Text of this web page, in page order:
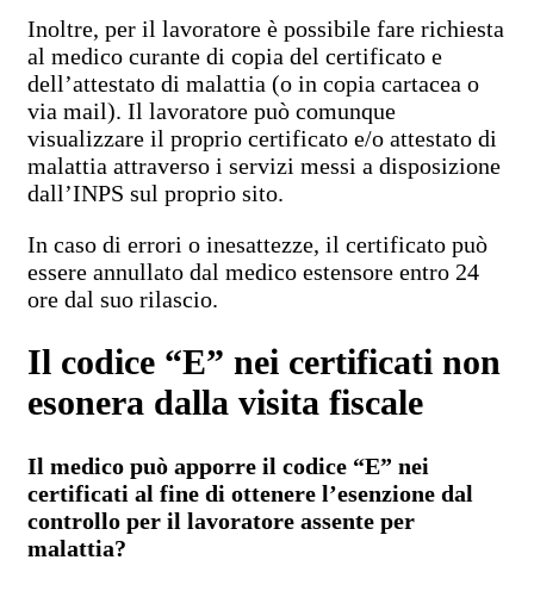
Inoltre, per il lavoratore è possibile fare richiesta
al medico curante di copia del certificato e
dell’attestato di malattia (o in copia cartacea o
via mail). Il lavoratore può comunque
visualizzare il proprio certificato e/o attestato di
malattia attraverso i servizi messi a disposizione
dall’INPS sul proprio sito.
In caso di errori o inesattezze, il certificato può
essere annullato dal medico estensore entro 24
ore dal suo rilascio.
Il codice “E” nei certificati non
esonera dalla visita fiscale
Il medico può apporre il codice “E” nei
certificati al fine di ottenere l’esenzione dal
controllo per il lavoratore assente per
malattia?